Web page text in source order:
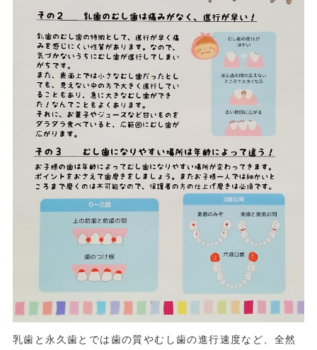
乳歯と永久歯とでは歯の質やむし歯の進行速度など、全然